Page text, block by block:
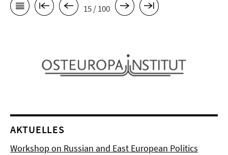
15 / 100
AKTUELLES
Workshop on Russian and East European Politics